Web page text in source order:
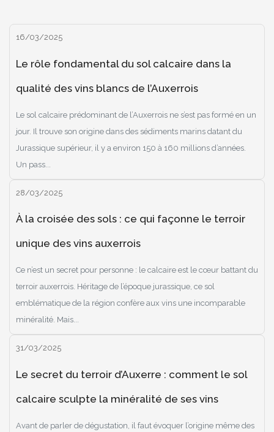
16/03/2025
Le rôle fondamental du sol calcaire dans la
qualité des vins blancs de l’Auxerrois
Le sol calcaire prédominant de l’Auxerrois ne s’est pas formé en un
jour. Il trouve son origine dans des sédiments marins datant du
Jurassique supérieur, il y a environ 150 à 160 millions d’années.
Un pass...
28/03/2025
À la croisée des sols : ce qui façonne le terroir
unique des vins auxerrois
Ce n’est un secret pour personne : le calcaire est le cœur battant du
terroir auxerrois. Héritage de l’époque jurassique, ce sol
emblématique de la région confère aux vins une incomparable
minéralité. Mais...
31/03/2025
Le secret du terroir d’Auxerre : comment le sol
calcaire sculpte la minéralité de ses vins
Avant de parler de dégustation, il faut évoquer l’origine même des